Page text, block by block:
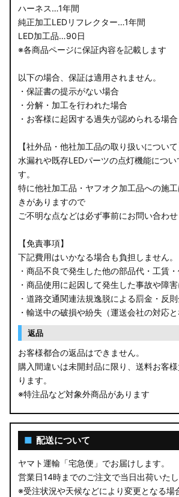
ハーネス…1年間
純正加工LEDリフレクター…1年間
LED加工品…90日
※各商品ページに保証内容を記載します
以下の場合、保証は適用されません。
・保証書の提示がない場合
・分解・加工を行われた場合
・お客様に起因する過失が認められる場合
【社外品・他社加工品の取り扱いについて
水漏れや既存LEDパーツの点灯機能につ
す。
特に他社加工品・ヤフオク加工品への施
きがありますので
ご不明な点などは必ず事前にお問い合わせ
【免責事項】
下記費用はいかなる場合も負担しません。
・商品不良で発生した他の部品代・工賃
・商品使用に起因して発生した事故や障
・道路交通関連法規逸脱による罰金・反
・輸送中の破損や紛失（運送会社の対応と
返品
お客様都合の返品はできません。
購入間違いは未開封品に限り、送料お客
ります。
※特注品など対象外商品があります
■ 配送について
ヤマト運輸「宅急便」でお届けします。
営業日14時までのご注文で当日出荷いたし
※受注状況や天候などにより変更となる場